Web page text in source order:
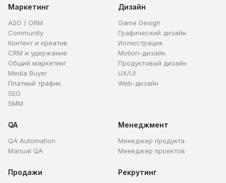
Маркетинг
ASO / ORM
Community
Контент и креатив
CRM и удержание
Общий маркетинг
Media Buyer
Платный трафик
SEO
SMM
Дизайн
Game Design
Графический дизайн
Иллюстрация
Motion-дизайн
Продуктовый дизайн
UX/UI
Web-дизайн
QA
QA Automation
Manual QA
Менеджмент
Менеджер продукта
Менеджер проектов
Продажи Рекрутинг